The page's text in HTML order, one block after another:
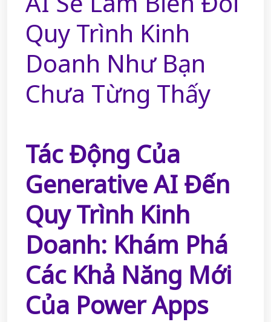
Quy Trình Kinh
Doanh Như Bạn
Chưa Từng Thấy
Tác Động Của
Generative AI Đến
Quy Trình Kinh
Doanh: Khám Phá
Các Khả Năng Mới
Của Power Apps